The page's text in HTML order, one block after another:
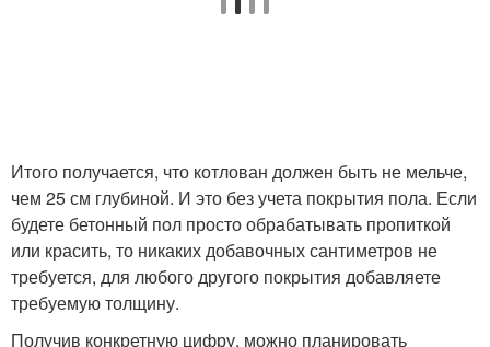
Итого получается, что котлован должен быть не мельче,
чем 25 см глубиной. И это без учета покрытия пола. Если
будете бетонный пол просто обрабатывать пропиткой
или красить, то никаких добавочных сантиметров не
требуется, для любого другого покрытия добавляете
требуемую толщину.
Получив конкретную цифру, можно планировать